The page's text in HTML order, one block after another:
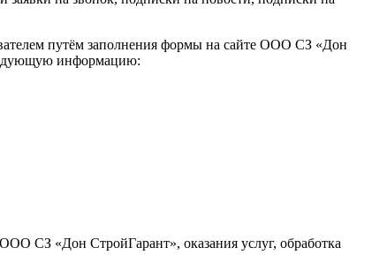
путём заполнения формы на сайте ООО СЗ «Дон
информацию:
СЗ «Дон СтройГарант», оказания услуг, обработка